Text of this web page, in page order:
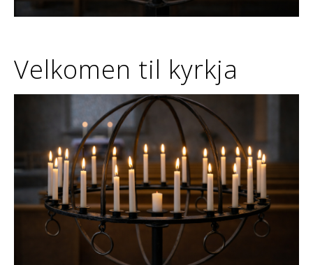
Velkomen til kyrkja